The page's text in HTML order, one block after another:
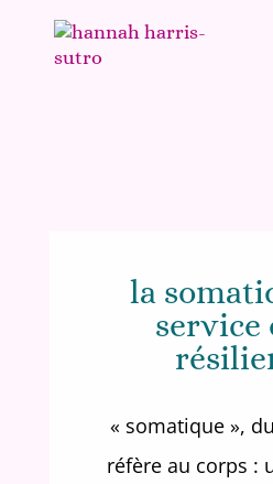
la
service
« somatique »,
réfère au corps :